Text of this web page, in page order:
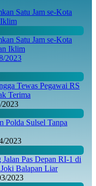
Satu Jam se-Kota
Iklim
2023
Tewas Pegawai RS
Terima
2023
Polda Sulsel Tanpa
2023
Pas Depan RI-1 di
Balapan Liar
2023